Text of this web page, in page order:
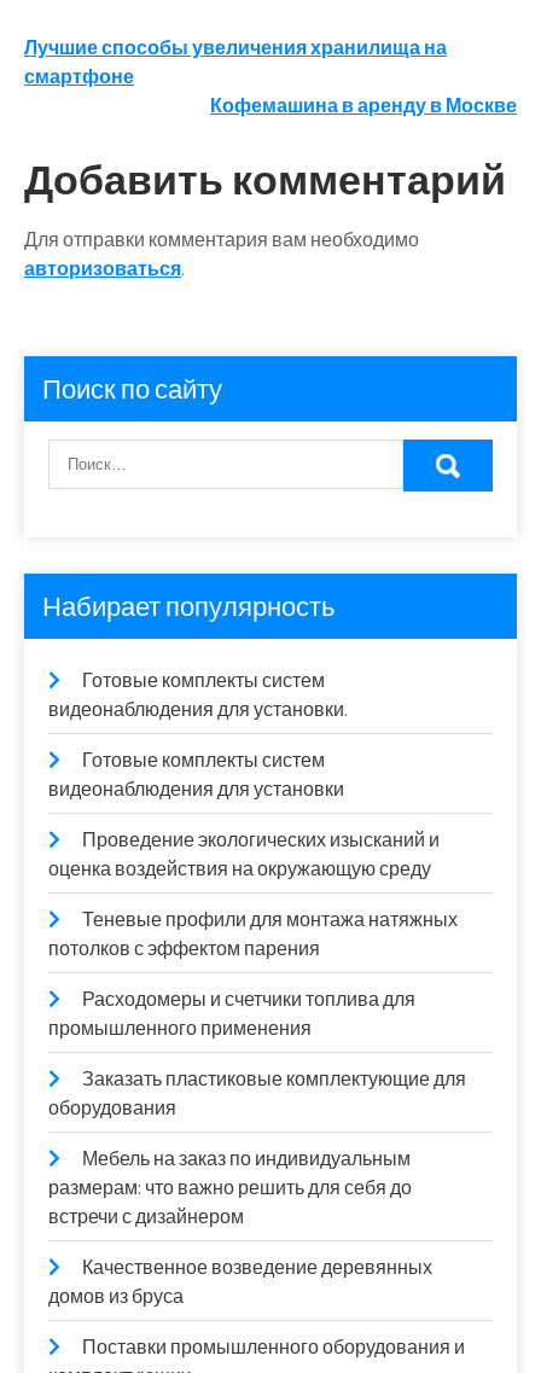
Навигация
по
Лучшие способы увеличения хранилища на
смартфоне
Кофемашина в аренду в Москве
Добавить комментарий
Для отправки комментария вам необходимо
авторизоваться.
Поиск по сайту
Набирает популярность
Готовые комплекты систем
видеонаблюдения для установки.
Готовые комплекты систем
видеонаблюдения для установки
Проведение экологических изысканий и
оценка воздействия на окружающую среду
Теневые профили для монтажа натяжных
потолков с эффектом парения
Расходомеры и счетчики топлива для
промышленного применения
Заказать пластиковые комплектующие для
оборудования
Мебель на заказ по индивидуальным
размерам: что важно решить для себя до
встречи с дизайнером
Качественное возведение деревянных
домов из бруса
Поставки промышленного оборудования и